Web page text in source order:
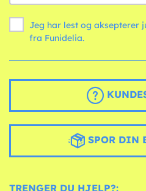
Jeg har lest og aksepterer
fra Funidelia.
SPOR DIN
TRENGER DU HJELP?: